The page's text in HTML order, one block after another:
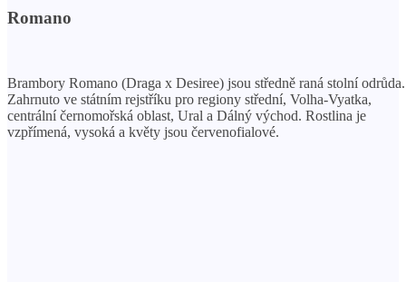
Romano
Brambory Romano (Draga x Desiree) jsou středně raná stolní odrůda.
Zahrnuto ve státním rejstříku pro regiony střední, Volha-Vyatka,
centrální černomořská oblast, Ural a Dálný východ. Rostlina je
vzpřímená, vysoká a květy jsou červenofialové.